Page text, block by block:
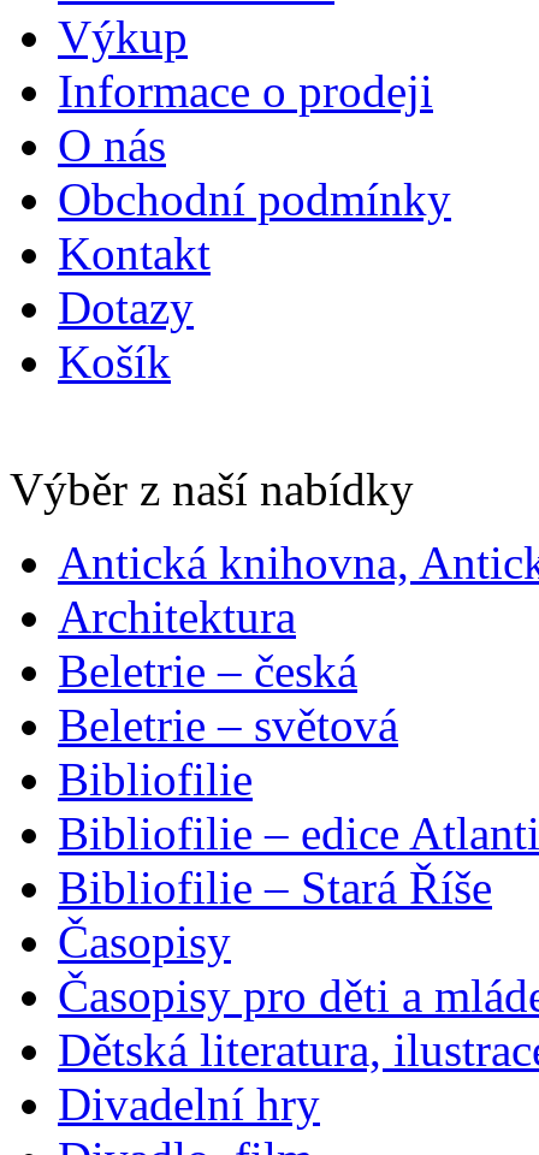
Výkup
Informace o prodeji
O nás
Obchodní podmínky
Kontakt
Dotazy
Košík
Výběr z naší nabídky
Antická knihovna,
Architektura
Beletrie – česká
Beletrie – světová
Bibliofilie
Bibliofilie – edice
Bibliofilie – Stará Říše
Časopisy
Časopisy pro děti a
Dětská literatura,
Divadelní hry